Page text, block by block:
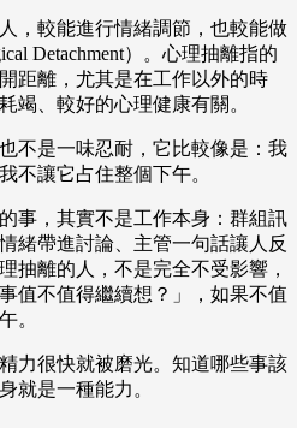
，較能進行情緒調節，也較能做
Detachment）。心理抽離指的
距離，尤其是在工作以外的時
竭、較好的心理健康有關。
不是一味忍耐，它比較像是：我
不讓它占住整個下午。
事，其實不是工作本身：群組訊
緒帶進討論、主管一句話讓人反
抽離的人，不是完全不受影響，
值不值得繼續想？」，如果不值
。
力很快就被磨光。知道哪些事該
就是一種能力。